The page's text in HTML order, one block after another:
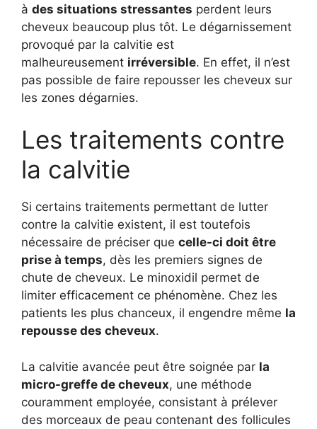
à des situations stressantes perdent leurs
cheveux beaucoup plus tôt. Le dégarnissement
provoqué par la calvitie est
malheureusement irréversible. En effet, il n’est
pas possible de faire repousser les cheveux sur
les zones dégarnies.
Les traitements contre
la calvitie
Si certains traitements permettant de lutter
contre la calvitie existent, il est toutefois
nécessaire de préciser que celle-ci doit être
prise à temps, dès les premiers signes de
chute de cheveux. Le minoxidil permet de
limiter efficacement ce phénomène. Chez les
patients les plus chanceux, il engendre même la
repousse des cheveux.
La calvitie avancée peut être soignée par la
micro-greffe de cheveux, une méthode
couramment employée, consistant à prélever
des morceaux de peau contenant des follicules